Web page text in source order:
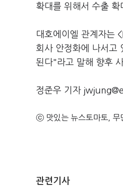
확대를 위해서 수출 확
대호에이엘 관계자는
회사 안정화에 나서고
된다"라고 말해 향후
정준우 기자
ⓒ 맛있는 뉴스토마토, 무
관련기사